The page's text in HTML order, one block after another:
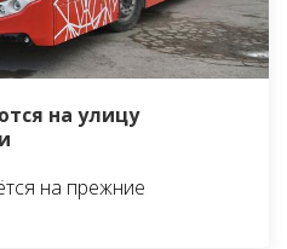
на улицу
на прежние